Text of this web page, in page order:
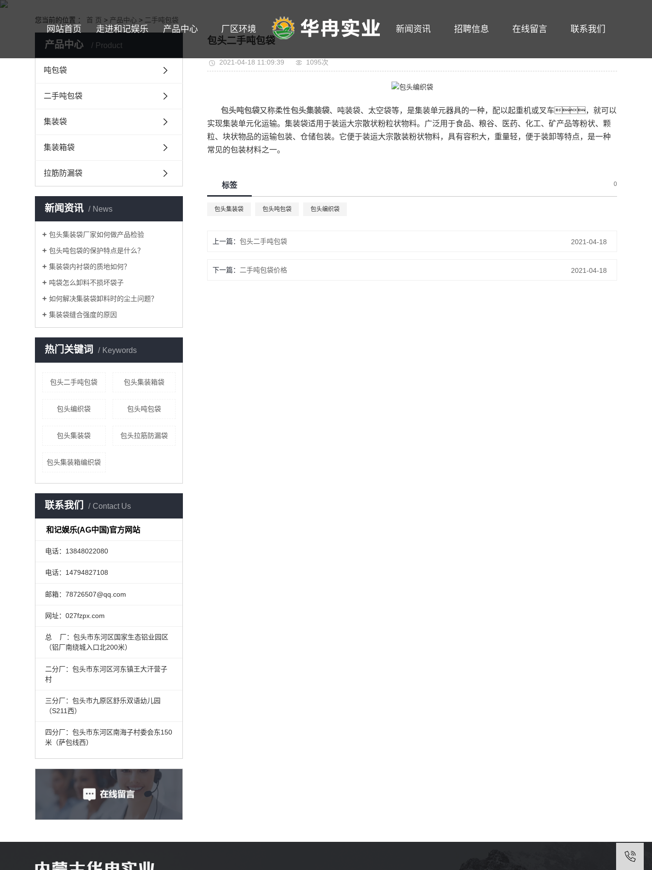
网站首页 走进和记娱乐 产品中心 厂区环境 新闻资讯 招聘信息 在线留言 联系我们
您当前的位置 ： 首 页 > 产品中心 > 二手吨包袋
产品中心 Product
吨包袋
二手吨包袋
集装袋
集装箱袋
拉筋防漏袋
新闻资讯 News
包头集装袋厂家如何做产品检验
包头吨包袋的保护特点是什么？
集装袋内衬袋的质地如何？
吨袋怎么卸料不损坏袋子
如何解决集装袋卸料时的尘土问题？
集装袋缝合强度的原因
热门关键词 Keywords
包头二手吨包袋 包头集装箱袋
包头编织袋 包头吨包袋
包头集装袋 包头拉筋防漏袋
包头集装箱编织袋
联系我们 Contact Us
和记娱乐(AG中国)官方网站
电话：13848022080
电话：14794827108
邮箱：78726507@qq.com
网址：027fzpx.com
总 厂：包头市东河区国家生态铝业园区
（铝厂南绕城入口北200米）
二分厂：包头市东河区河东镇王大汗营子
村
三分厂：包头市九原区舒乐双语幼儿园
（S211西）
四分厂：包头市东河区南海子村委会东150
米（萨包线西）
包头二手吨包袋
2021-04-18 11:09:39 1095次
包头吨包袋又称柔性包头集装袋、吨装袋、太空袋等，是集装单元器具的一种，配以起重机或叉车，就可以
实现集装单元化运输。集装袋适用于装运大宗散状粉粒状物料。广泛用于食品、粮谷、医药、化工、矿产品等粉状、颗
粒、块状物品的运输包装、仓储包装。它便于装运大宗散装粉状物料，具有容积大，重量轻，便于装卸等特点，是一种
常见的包装材料之一。
标签 0
包头集装袋 包头吨包袋 包头编织袋
上一篇： 包头二手吨包袋 2021-04-18
下一篇： 二手吨包袋价格 2021-04-18